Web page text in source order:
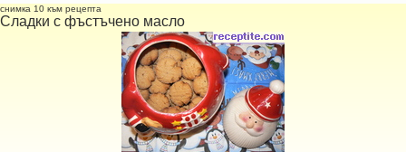
снимка 10 към рецепта
Сладки с фъстъчено масло